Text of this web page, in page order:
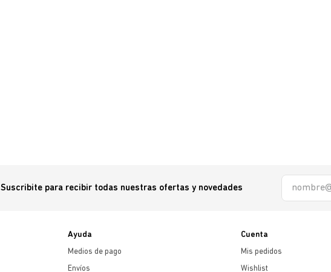
Suscribite para recibir todas nuestras ofertas y novedades
Ayuda
Medios de pago
Envíos
Cuenta
Mis pedidos
Wishlist